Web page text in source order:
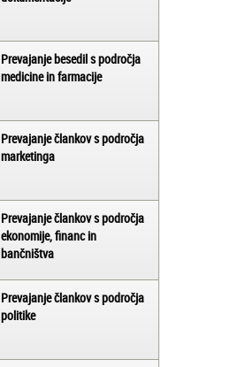
Prevajanje besedil s področja
medicine in farmacije
Prevajanje člankov s področja
marketinga
Prevajanje člankov s področja
ekonomije, financ in
bančništva
Prevajanje člankov s področja
politike